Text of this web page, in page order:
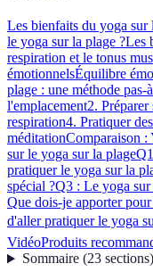
Les bienfaits du yoga sur
le yoga sur la plage ?Les
respiration et le tonus
émotionnelsÉquilibre
plage : une méthode pas-
l'emplacement2. Préparer
respiration4. Pratiquer
méditationComparaison :
sur le yoga sur la plage
pratiquer le yoga sur la
spécial ?Q3 : Le yoga sur
Que dois-je apporter pour
d'aller pratiquer le yoga
VidéoProduits
Sommaire(23 sections)